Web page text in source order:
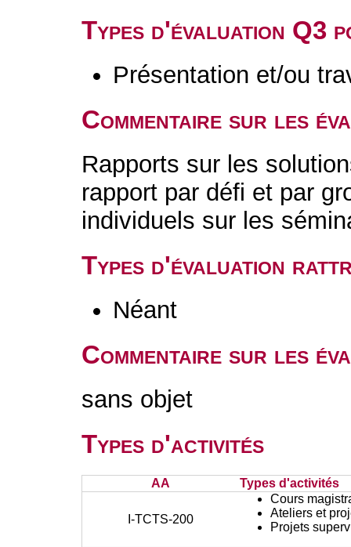
Types d'évaluation Q3
Présentation et/ou
Commentaire sur les
Rapports sur les
rapport par défi et par
individuels sur les
Types d'évaluation
Néant
Commentaire sur les
sans objet
Types d'activités
AA Types d'activités
I-TCTS-200
Cours
Ateliers et
Projets